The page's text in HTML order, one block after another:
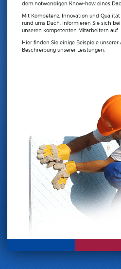
dem notwendigen Know-how eines
Mit Kompetenz, Innovation und
rund ums Dach. Informieren Sie sich
unseren kompetenten Mitarbeitern auf.
Hier finden Sie einige Beispiele
Beschreibung unserer Leistungen.